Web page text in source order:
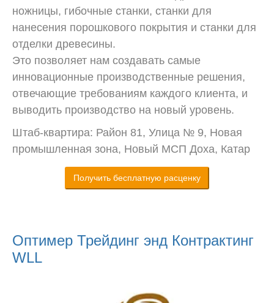
ножницы, гибочные станки, станки для
нанесения порошкового покрытия и станки для
отделки древесины.
Это позволяет нам создавать самые
инновационные производственные решения,
отвечающие требованиям каждого клиента, и
выводить производство на новый уровень.
Штаб-квартира: Район 81, Улица № 9, Новая
промышленная зона, Новый МСП Доха, Катар
Получить бесплатную расценку
Оптимер Трейдинг энд Контрактинг
WLL